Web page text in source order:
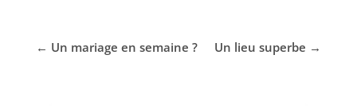
← Un mariage en semaine ? Un lieu superbe →